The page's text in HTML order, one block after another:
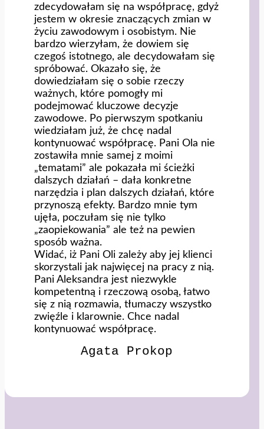
zdecydowałam się na współpracę, gdyż
jestem w okresie znaczących zmian w
życiu zawodowym i osobistym. Nie
bardzo wierzyłam, że dowiem się
czegoś istotnego, ale decydowałam się
spróbować. Okazało się, że
dowiedziałam się o sobie rzeczy
ważnych, które pomogły mi
podejmować kluczowe decyzje
zawodowe. Po pierwszym spotkaniu
wiedziałam już, że chcę nadal
kontynuować współpracę. Pani Ola nie
zostawiła mnie samej z moimi
„tematami” ale pokazała mi ścieżki
dalszych działań – dała konkretne
narzędzia i plan dalszych działań, które
przynoszą efekty. Bardzo mnie tym
ujęła, poczułam się nie tylko
„zaopiekowania” ale też na pewien
sposób ważna.
Widać, iż Pani Oli zależy aby jej klienci
skorzystali jak najwięcej na pracy z nią.
Pani Aleksandra jest niezwykle
kompetentną i rzeczową osobą, łatwo
się z nią rozmawia, tłumaczy wszystko
zwięźle i klarownie. Chce nadal
kontynuować współpracę.
Agata Prokop